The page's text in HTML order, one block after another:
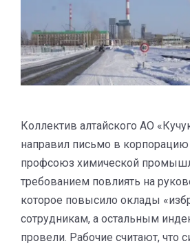
Коллектив алтайского АО
направил письмо в
профсоюз химической
требованием повлиять на
которое повысило оклады
сотрудникам, а остальным
провели. Рабочие считают, что